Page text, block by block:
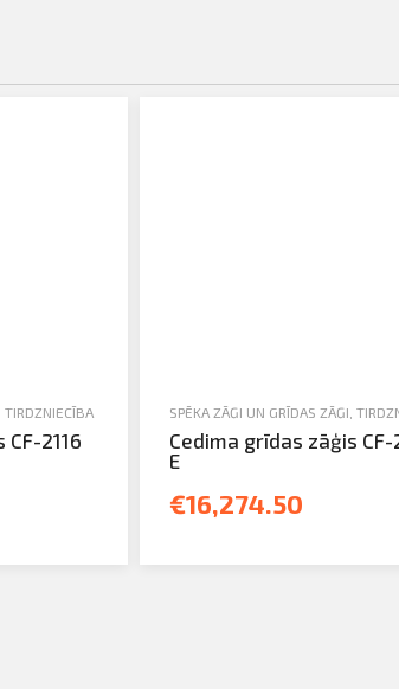
TIRDZNIECĪBA
2116
SPĒKA ZĀĢI UN GRĪDAS ZĀĢI
Cedima grīdas zāģis CF-
E
€16,274.50